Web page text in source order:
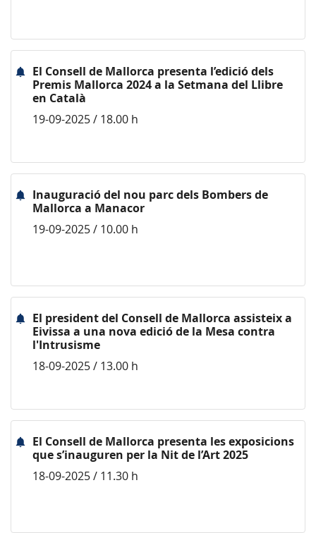
El Consell de Mallorca presenta l’edició dels
Premis Mallorca 2024 a la Setmana del Llibre
en Català
19-09-2025 / 18.00 h
Inauguració del nou parc dels Bombers de
Mallorca a Manacor
19-09-2025 / 10.00 h
El president del Consell de Mallorca assisteix a
Eivissa a una nova edició de la Mesa contra
l'Intrusisme
18-09-2025 / 13.00 h
El Consell de Mallorca presenta les exposicions
que s’inauguren per la Nit de l’Art 2025
18-09-2025 / 11.30 h